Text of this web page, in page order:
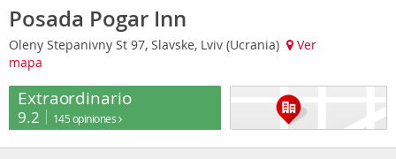
Posada Pogar Inn
Oleny Stepanivny St 97, Slavske, Lviv (Ucrania)
Ver
mapa
Extraordinario
9.2 145 opiniones